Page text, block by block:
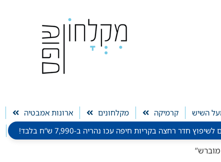
השיש קרמיקה מקלחונים ארונות אמבטיה
חדר רחצה בקריות חיפה עכו נהריה ב-7,990 ש”ח בלבד!